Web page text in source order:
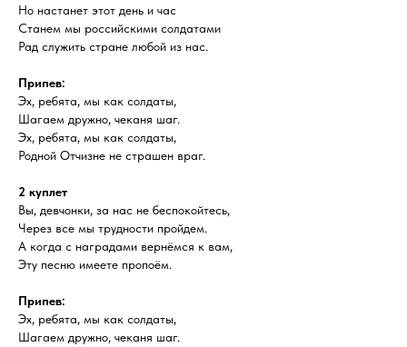
Но настанет этот день и час
Станем мы российскими солдатами
Рад служить стране любой из нас.
Припев:
Эх, ребята, мы как солдаты,
Шагаем дружно, чеканя шаг.
Эх, ребята, мы как солдаты,
Родной Отчизне не страшен враг.
2 куплет
Вы, девчонки, за нас не беспокойтесь,
Через все мы трудности пройдем.
А когда с наградами вернёмся к вам,
Эту песню имеете пропоём.
Припев:
Эх, ребята, мы как солдаты,
Шагаем дружно, чеканя шаг.